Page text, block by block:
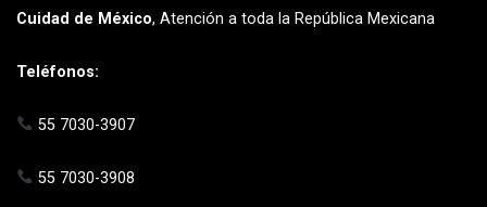
Cuidad de México, Atención a toda la República Mexicana
Teléfonos:
55 7030-3907
55 7030-3908